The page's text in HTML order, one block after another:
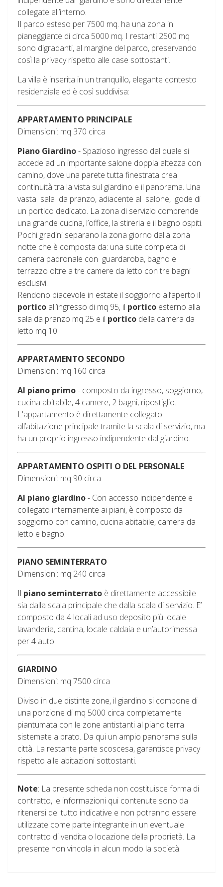
collegate all’interno.
Il parco esteso per 7500 mq. ha una zona in
pianeggiante di circa 5000 mq. I restanti 2500 mq
sono digradanti, al margine del parco, preservando
così la privacy rispetto alle case sottostanti.
La villa è inserita in un tranquillo, elegante contesto
residenziale ed è così suddivisa:
APPARTAMENTO PRINCIPALE
Dimensioni: mq 370 circa
Piano Giardino- Spazioso ingresso dal quale si
accede ad un importante salone doppia altezza con
camino, dove una parete tutta finestrata crea
continuità tra la vista sul giardino e il panorama. Una
vasta sala da pranzo, adiacente al salone, gode di
un portico dedicato. La zona di servizio comprende
una grande cucina, l’office, la stireria e il bagno ospiti.
Pochi gradini separano la zona giorno dalla zona
notte che è composta da: una suite completa di
camera padronale con guardaroba, bagno e
terrazzo oltre a tre camere da letto con tre bagni
esclusivi.
Rendono piacevole in estate il soggiorno all’aperto il
portico all’ingresso di mq 95, il portico esterno alla
sala da pranzo mq 25 e il portico della camera da
letto mq 10.
APPARTAMENTO SECONDO
Dimensioni: mq 160 circa
Al piano primo- composto da ingresso, soggiorno,
cucina abitabile, 4 camere, 2 bagni, ripostiglio.
L'appartamento è direttamente collegato
all’abitazione principale tramite la scala di servizio, ma
ha un proprio ingresso indipendente dal giardino.
APPARTAMENTO OSPITI O DEL PERSONALE
Dimensioni: mq 90 circa
Al piano giardino- Con accesso indipendente e
collegato internamente ai piani, è composto da
soggiorno con camino, cucina abitabile, camera da
letto e bagno.
PIANO SEMINTERRATO
Dimensioni: mq 240 circa
Il piano seminterrato è direttamente accessibile
sia dalla scala principale che dalla scala di servizio. E’
composto da 4 locali ad uso deposito più locale
lavanderia, cantina, locale caldaia e un’autorimessa
per 4 auto.
GIARDINO
Dimensioni: mq 7500 circa
Diviso in due distinte zone, il giardino si compone di
una porzione di mq 5000 circa completamente
piantumata con le zone antistanti al piano terra
sistemate a prato. Da qui un ampio panorama sulla
città. La restante parte scoscesa, garantisce privacy
rispetto alle abitazioni sottostanti.
Note: La presente scheda non costituisce forma di
contratto, le informazioni qui contenute sono da
ritenersi del tutto indicative e non potranno essere
utilizzate come parte integrante in un eventuale
contratto di vendita o locazione della proprietà. La
presente non vincola in alcun modo la società.